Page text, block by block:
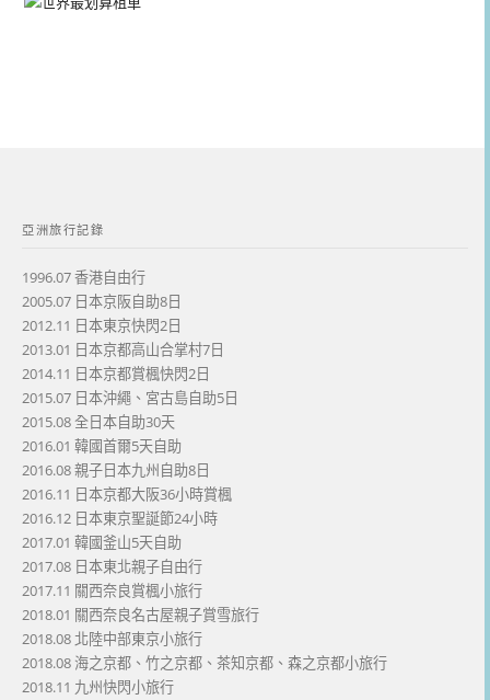
亞洲旅行記錄
1996.07 香港自由行
2005.07 日本京阪自助8日
2012.11 日本東京快閃2日
2013.01 日本京都高山合掌村7日
2014.11 日本京都賞楓快閃2日
2015.07 日本沖繩、宮古島自助5日
2015.08 全日本自助30天
2016.01 韓國首爾5天自助
2016.08 親子日本九州自助8日
2016.11 日本京都大阪36小時賞楓
2016.12 日本東京聖誕節24小時
2017.01 韓國釜山5天自助
2017.08 日本東北親子自由行
2017.11 關西奈良賞楓小旅行
2018.01 關西奈良名古屋親子賞雪旅行
2018.08 北陸中部東京小旅行
2018.08 海之京都、竹之京都、茶知京都、森之京都小旅行
2018.11 九州快閃小旅行